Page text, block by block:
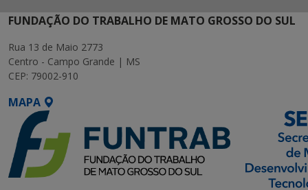
FUNDAÇÃO DO TRABALHO DE MATO GROSSO DO SUL
Rua 13 de Maio 2773
Centro - Campo Grande | MS
CEP: 79002-910
MAPA